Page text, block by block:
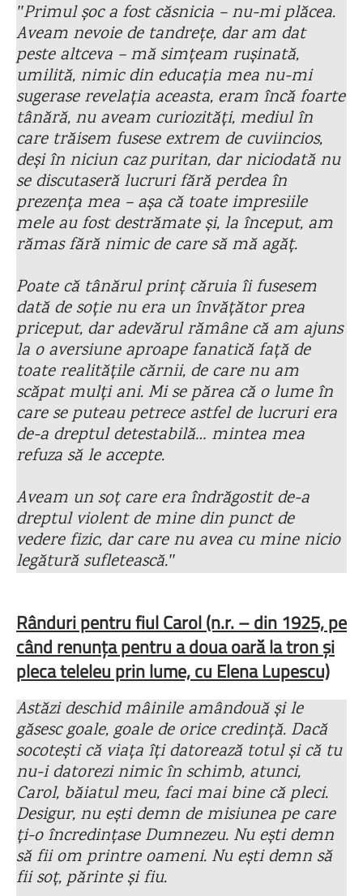
ʺPrimul șoc a fost căsnicia – nu-mi plăcea.
Aveam nevoie de tandrețe, dar am dat
peste altceva – mă simțeam rușinată,
umilită, nimic din educația mea nu-mi
sugerase revelația aceasta, eram încă foarte
tânără, nu aveam curiozități, mediul în
care trăisem fusese extrem de cuviincios,
deși în niciun caz puritan, dar niciodată nu
se discutaseră lucruri fără perdea în
prezența mea – așa că toate impresiile
mele au fost destrămate și, la început, am
rămas fără nimic de care să mă agăț.
Poate că tânărul prinț căruia îi fusesem
dată de soție nu era un învățător prea
priceput, dar adevărul rămâne că am ajuns
la o aversiune aproape fanatică față de
toate realitățile cărnii, de care nu am
scăpat mulți ani. Mi se părea că o lume în
care se puteau petrece astfel de lucruri era
de-a dreptul detestabilă… mintea mea
refuza să le accepte.
Aveam un soț care era îndrăgostit de-a
dreptul violent de mine din punct de
vedere fizic, dar care nu avea cu mine nicio
legătură sufletească.ʺ
Rânduri pentru fiul Carol (n.r. – din 1925, pe
când renunța pentru a doua oară la tron și
pleca teleleu prin lume, cu Elena Lupescu)
Astăzi deschid mâinile amândouă și le
găsesc goale, goale de orice credință. Dacă
socotești că viața îți datorează totul și că tu
nu-i datorezi nimic în schimb, atunci,
Carol, băiatul meu, faci mai bine că pleci.
Desigur, nu ești demn de misiunea pe care
ți-o încredințase Dumnezeu. Nu ești demn
să fii om printre oameni. Nu ești demn să
fii soț, părinte și fiu.